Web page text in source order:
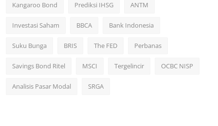
Kangaroo Bond Prediksi IHSG ANTM
Investasi Saham BBCA Bank Indonesia
Suku Bunga BRIS The FED Perbanas
Savings Bond Ritel MSCI Tergelincir OCBC NISP
Analisis Pasar Modal SRGA